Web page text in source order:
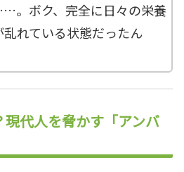
。ボク、完全に日々の栄養
れている状態だったん
現代人を脅かす「アンバ